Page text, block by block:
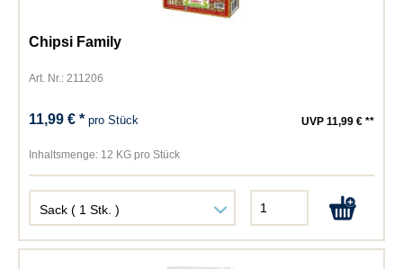
Chipsi Family
Art. Nr.: 211206
11,99 € *pro Stück UVP 11,99 € **
Inhaltsmenge: 12 KG pro Stück